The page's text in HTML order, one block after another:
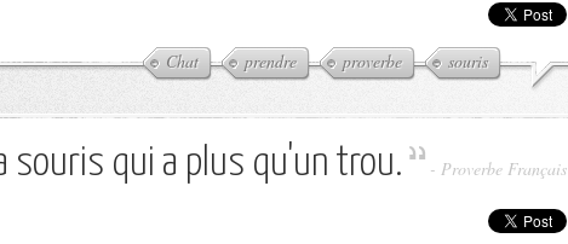
Chat prendre proverbe souris
souris qui a plus qu'un trou. - Proverbe Français